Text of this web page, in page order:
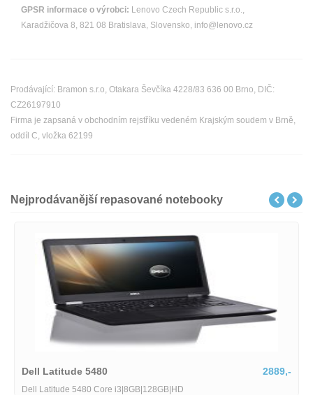
GPSR informace o výrobci: Lenovo Czech Republic s.r.o.,
Karadžičova 8, 821 08 Bratislava, Slovensko, info@lenovo.cz
Prodávající: Bramon s.r.o, Otakara Ševčíka 4228/83 636 00 Brno, DIČ:
CZ26197910
Firma je zapsaná v obchodním rejstříku vedeném Krajským soudem v Brně,
oddíl C, vložka 62199
Nejprodávanější repasované notebooky
Dell Latitude 5480 2889,-
Dell Latitude 5480 Core i3|8GB|128GB|HD